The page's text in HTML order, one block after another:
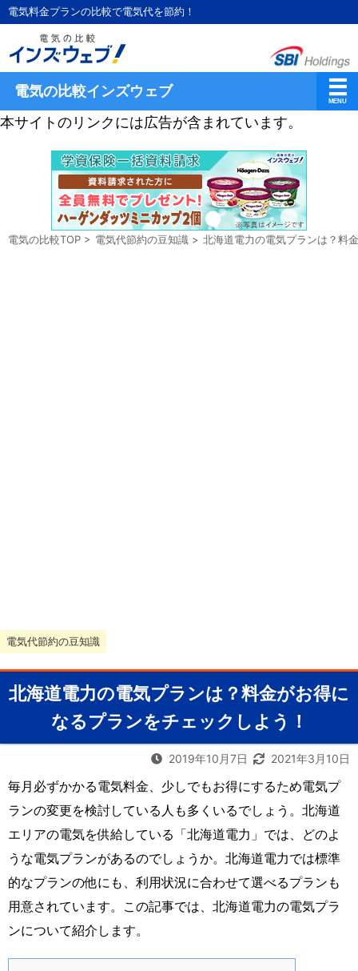
電気料金プランの比較で電気代を節約！
電気の比較インズウェブ
本サイトのリンクには広告が含まれています。
電気の比較TOP > 電気代節約の豆知識 > 北海道電力の電気プランは？料
電気代節約の豆知識
北海道電力の電気プランは？料金がお得に
なるプランをチェックしよう！
2019年10月7日 2021年3月10日
毎月必ずかかる電気料金、少しでもお得にするため電気プ
ランの変更を検討している人も多くいるでしょう。北海道
エリアの電気を供給している「北海道電力」では、どのよ
うな電気プランがあるのでしょうか。北海道電力では標準
的なプランの他にも、利用状況に合わせて選べるプランも
用意されています。この記事では、北海道電力の電気プラ
ンについて紹介します。